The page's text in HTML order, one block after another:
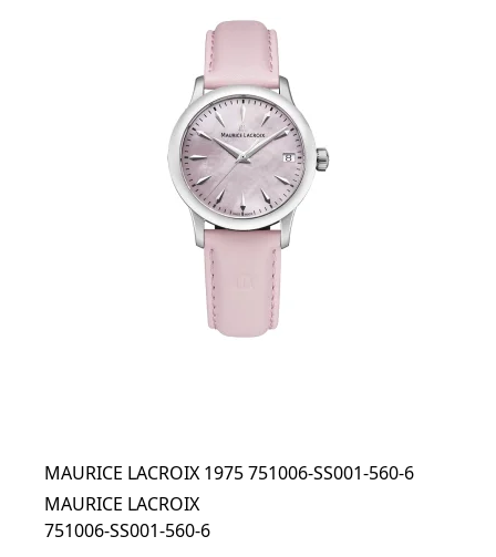
MAURICE LACROIX 1975 751006-SS001-560-6
MAURICE LACROIX
751006-SS001-560-6